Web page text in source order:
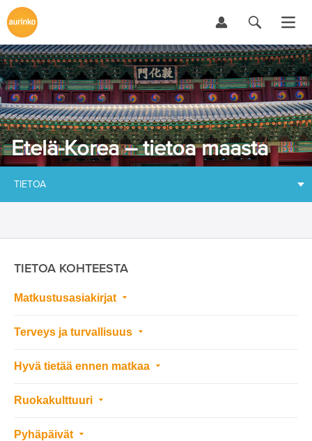
Etelä-Korea – tietoa maasta
TIETOA
TIETOA KOHTEESTA
Matkustusasiakirjat
Terveys ja turvallisuus
Hyvä tietää ennen matkaa
Ruokakulttuuri
Pyhäpäivät